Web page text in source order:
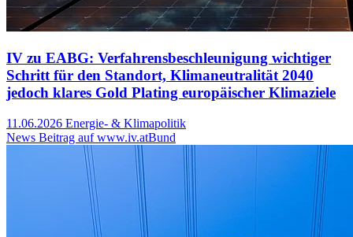
IV zu EABG: Verfahrensbeschleunigung wichtiger
Schritt für den Standort, Klimaneutralität 2040
jedoch klares Gold Plating europäischer Klimaziele
11.06.2026 Energie- & Klimapolitik
News Beitrag auf www.iv.atBund